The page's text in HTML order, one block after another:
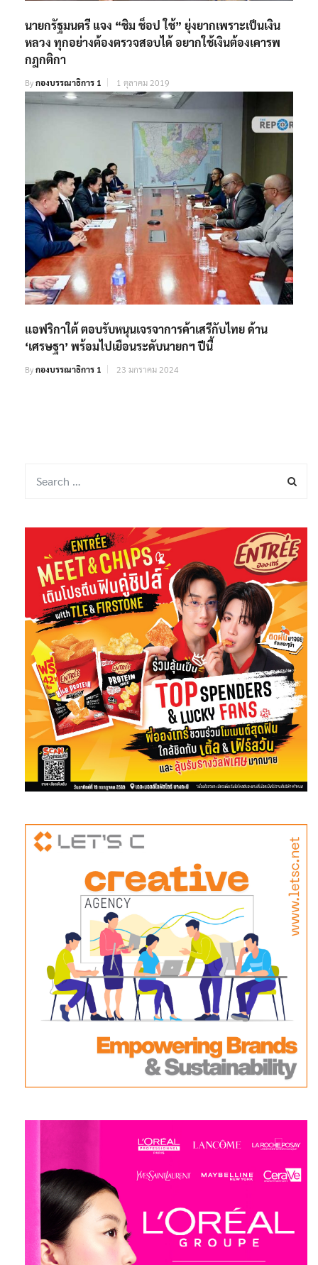
นายกรัฐมนตรี แจง “ชิม ช็อป ใช้” ยุ่งยากเพราะเป็นเงิน
หลวง ทุกอย่างต้องตรวจสอบได้ อยากใช้เงินต้องเคารพ
กฎกติกา
Byกองบรรณาธิการ 1 1 ตุลาคม 2019
แอฟริกาใต้ ตอบรับหนุนเจรจาการค้าเสรีกับไทย ด้าน
‘เศรษฐา’ พร้อมไปเยือนระดับนายกฯ ปีนี้
Byกองบรรณาธิการ 1 23 มกราคม 2024